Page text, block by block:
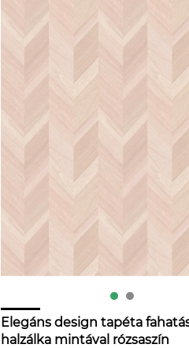
Elegáns design tapéta
halzálka mintával rózsaszín